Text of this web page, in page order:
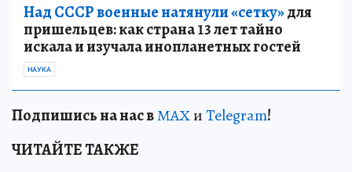
Над СССР военные натянули «сетку»для
пришельцев: как страна 13 лет тайно
искала и изучала инопланетных гостей
НАУКА
Подпишись на нас вМАХиTelegram!
ЧИТАЙТЕ ТАКЖЕ